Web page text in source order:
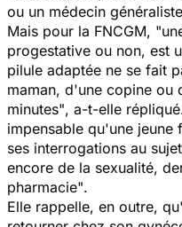
ou un médecin
Mais pour la FNCGM,
progestative ou non, est
pilule adaptée ne se fait
maman, d'une copine ou
minutes", a-t-elle
impensable qu'une jeune
ses interrogations au
encore de la sexualité,
pharmacie".
Elle rappelle, en outre,